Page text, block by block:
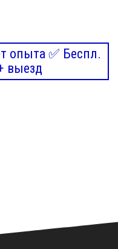
опыта ✅ Беспл.
выезд